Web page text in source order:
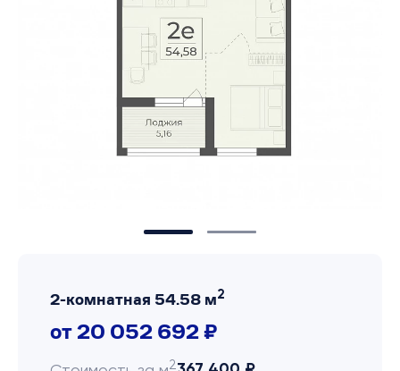
2-комнатная 54.58 м2
от 20 052 692 ₽
2